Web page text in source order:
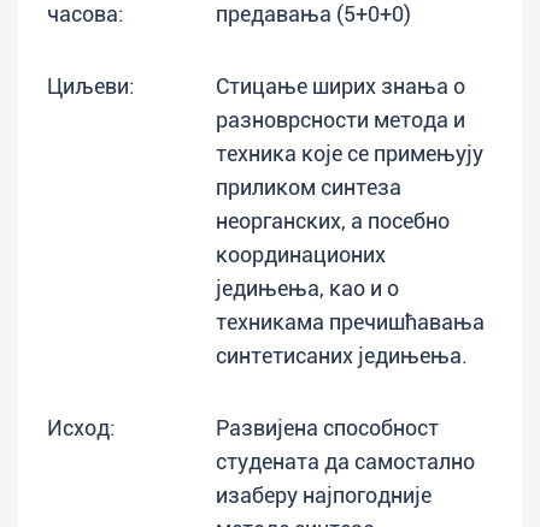
часова:
предавања (5+0+0)
Циљеви:
Стицање ширих знања о
разноврсности метода и
техника које се примењују
приликом синтеза
неорганских, а посебно
координационих
једињења, као и о
техникама пречишћавања
синтетисаних једињења.
Исход:
Развијена способност
студената да самостално
изаберу најпогодније